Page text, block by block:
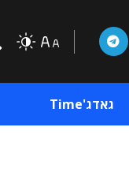
גאדג'Time